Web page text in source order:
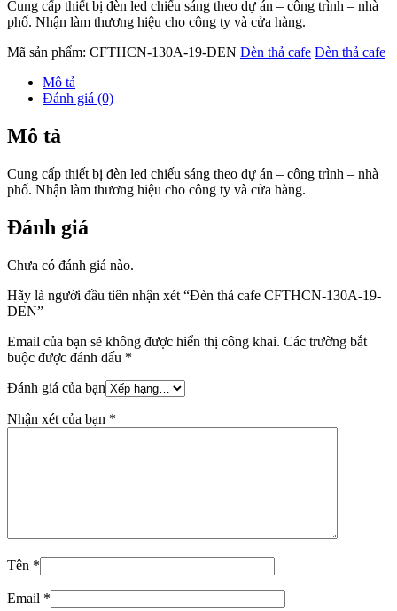
Cung cấp thiết bị đèn led chiếu sáng theo dự án – công trình – nhà
phố. Nhận làm thương hiệu cho công ty và cửa hàng.
Mã sản phẩm: CFTHCN-130A-19-DEN Đèn thả cafe Đèn thả cafe
Mô tả
Đánh giá (0)
Mô tả
Cung cấp thiết bị đèn led chiếu sáng theo dự án – công trình – nhà
phố. Nhận làm thương hiệu cho công ty và cửa hàng.
Đánh giá
Chưa có đánh giá nào.
Hãy là người đầu tiên nhận xét “Đèn thả cafe CFTHCN-130A-19-
DEN”
Email của bạn sẽ không được hiển thị công khai. Các trường bắt
buộc được đánh dấu *
Đánh giá của bạn
Nhận xét của bạn *
Tên *
Email *